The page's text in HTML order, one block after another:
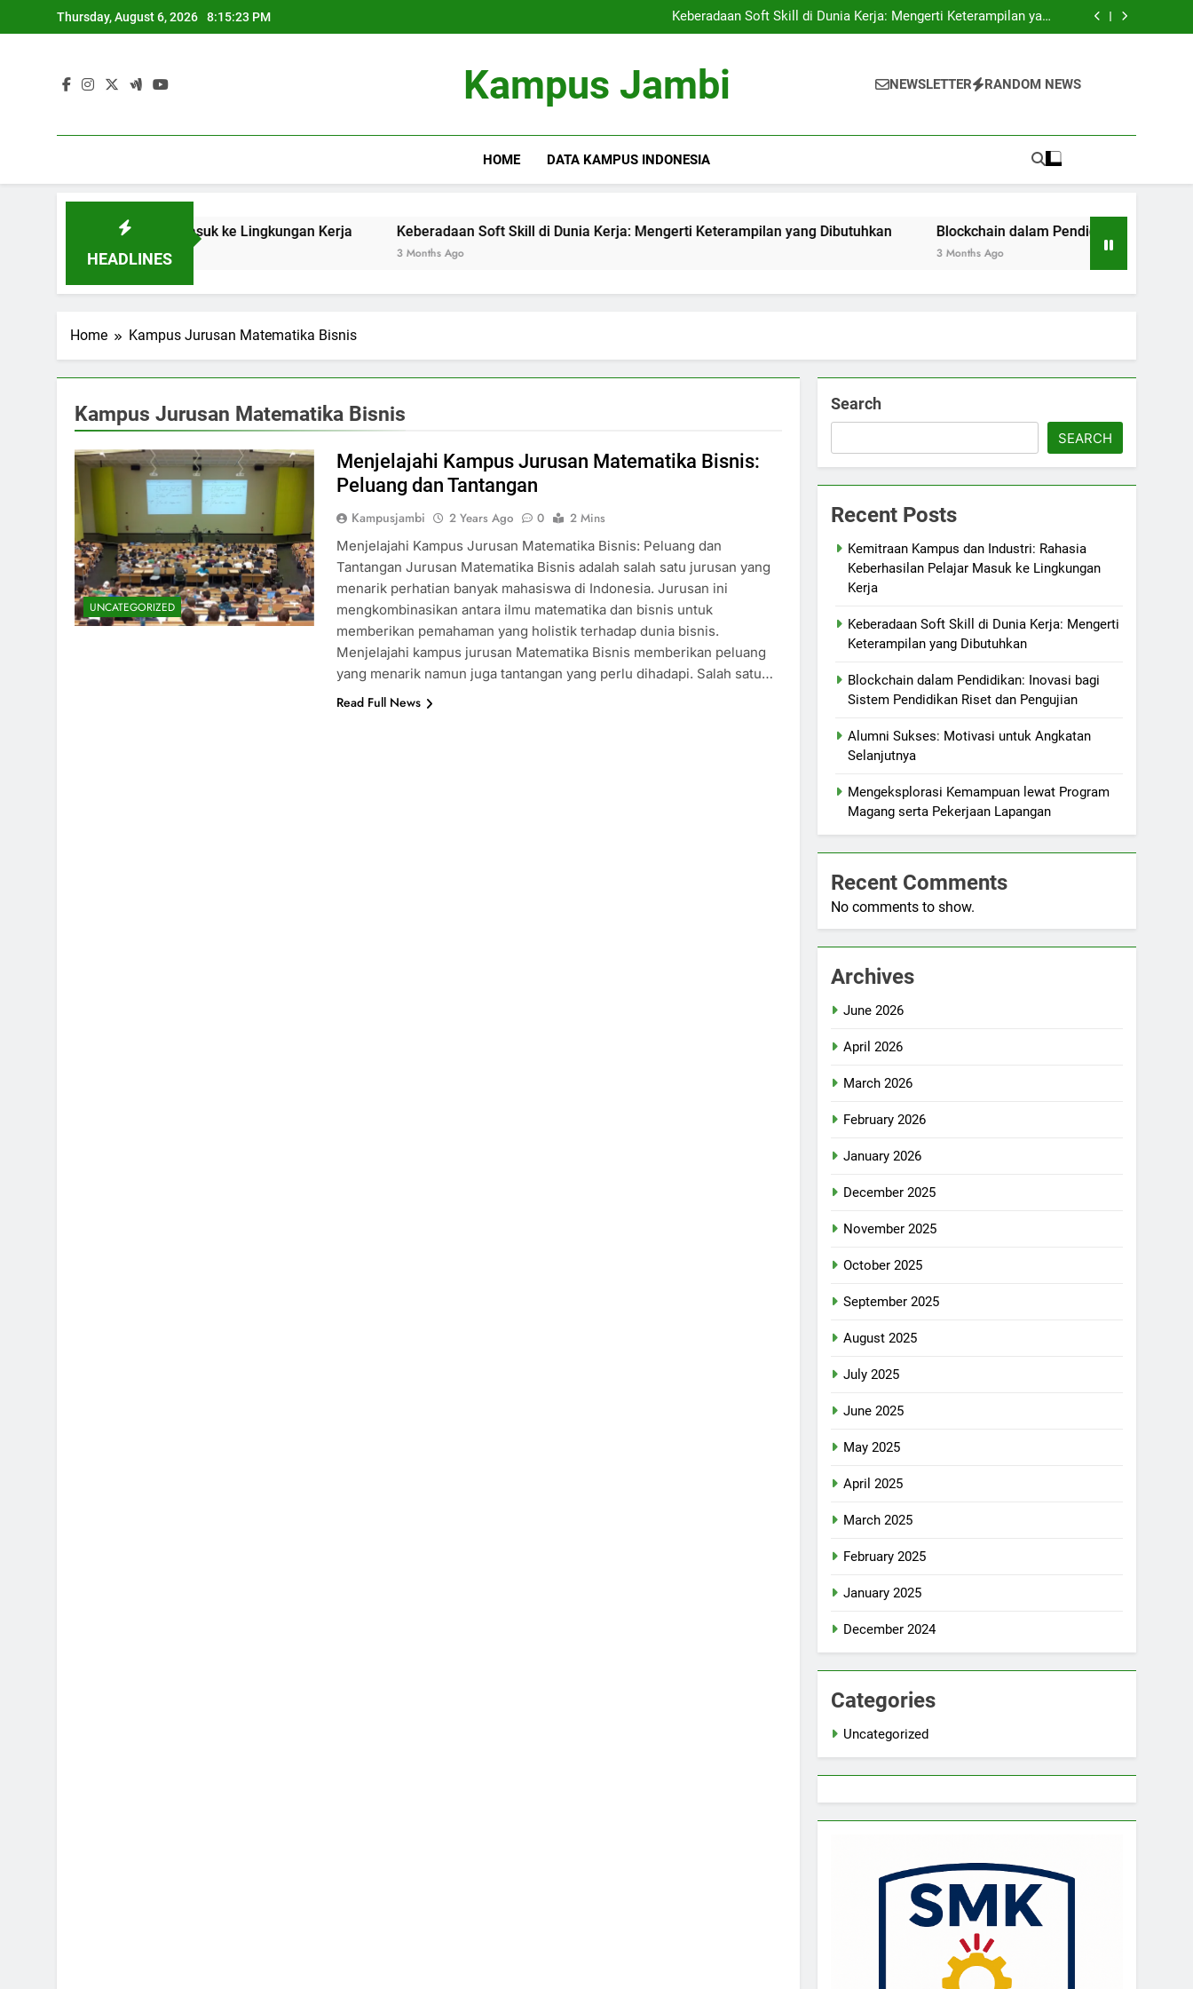
to
Thursday, August 6, 2026 8:15:23 PM
Lingkungan Kerja
Keberadaan Soft Skill di Dunia Kerja: Mengerti Keterampilan yang
Dibutuhkan
Blockchain dalam Pendidikan: Inovasi bagi Sistem Pendidikan Riset dan
Lingkungan Kerja
Keberadaan Soft Skill di Dunia Kerja: Mengerti Keterampilan yang
Blockchain dalam Pendidikan: Inovasi bagi Sistem Pendidikan Riset dan
Kampus Jambi NEWSLETTER RANDOM NEWS
HOME DATA KAMPUS INDONESIA
HEADLINES
Pelajar Masuk ke Lingkungan Kerja Keberadaan Soft Skill di Dunia Kerja: Mengerti Keterampilan yang Dibutuhkan
3 Months Ago
Blockchain dalam Pendidikan: Inovasi bagi
3 Months Ago
Home Kampus Jurusan Matematika Bisnis
Kampus Jurusan Matematika Bisnis
UNCATEGORIZED
Menjelajahi Kampus Jurusan Matematika Bisnis:
Peluang dan Tantangan
Kampusjambi 2 Years Ago 0
2 Mins
Menjelajahi Kampus Jurusan Matematika Bisnis: Peluang dan
Tantangan Jurusan Matematika Bisnis adalah salah satu jurusan yang
menarik perhatian banyak mahasiswa di Indonesia. Jurusan ini
mengkombinasikan antara ilmu matematika dan bisnis untuk
memberikan pemahaman yang holistik terhadap dunia bisnis.
Menjelajahi kampus jurusan Matematika Bisnis memberikan peluang
yang menarik namun juga tantangan yang perlu dihadapi. Salah satu…
Read Full News
Search
SEARCH
Recent Posts
Kemitraan Kampus dan Industri: Rahasia
Keberhasilan Pelajar Masuk ke Lingkungan
Kerja
Keberadaan Soft Skill di Dunia Kerja: Mengerti
Keterampilan yang Dibutuhkan
Blockchain dalam Pendidikan: Inovasi bagi
Sistem Pendidikan Riset dan Pengujian
Alumni Sukses: Motivasi untuk Angkatan
Selanjutnya
Mengeksplorasi Kemampuan lewat Program
Magang serta Pekerjaan Lapangan
Recent Comments
No comments to show.
Archives
June 2026
April 2026
March 2026
February 2026
January 2026
December 2025
November 2025
October 2025
September 2025
August 2025
July 2025
June 2025
May 2025
April 2025
March 2025
February 2025
January 2025
December 2024
Categories
Uncategorized